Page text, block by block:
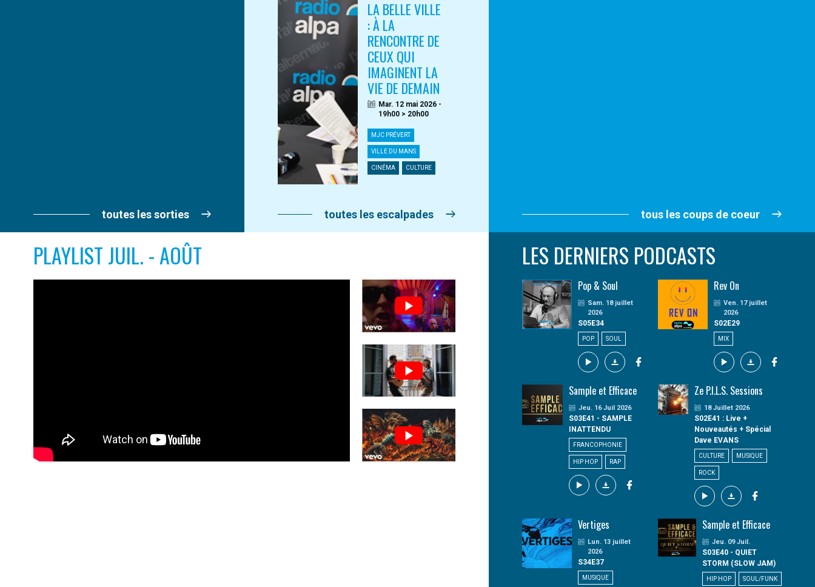
toutes les sorties
LA BELLE VILLE
: À LA
RENCONTRE DE
CEUX QUI
IMAGINENT LA
VIE DE DEMAIN
Mar. 12 mai 2026 -
19h00 > 20h00
MJC PRÉVERT
VILLE DU MANS
CINÉMA CULTURE
toutes les escalpades tous les coups de coeur
PLAYLIST JUIL. - AOÛT LES DERNIERS PODCASTS
Pop & Soul
Sam. 18 juillet
2026
S05E34
POP SOUL
Rev On
Ven. 17 juillet
2026
S02E29
MIX
Sample et Efficace
Jeu. 16 Juil 2026
S03E41 - SAMPLE
INATTENDU
FRANCOPHONIE
HIP HOP RAP
Ze P.I.L.S. Sessions
18 Juillet 2026
S02E41 : Live +
Nouveautés + Spécial
Dave EVANS
CULTURE MUSIQUE
ROCK
Vertiges
Lun. 13 juillet
2026
S34E37
MUSIQUE
Sample et Efficace
Jeu. 09 Juil.
S03E40 - QUIET
STORM (SLOW JAM)
HIP HOP SOUL/FUNK